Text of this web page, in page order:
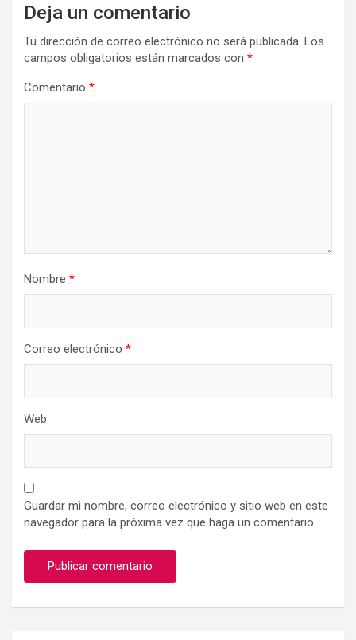
Deja un comentario
Tu dirección de correo electrónico no será publicada. Los
campos obligatorios están marcados con *
Comentario *
Nombre *
Correo electrónico *
Web
Guardar mi nombre, correo electrónico y sitio web en este
navegador para la próxima vez que haga un comentario.